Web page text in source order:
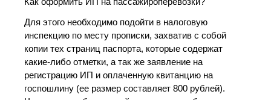
Для этого необходимо подойти в налоговую
инспекцию по месту прописки, захватив с собой
копии тех страниц паспорта, которые содержат
какие-либо отметки, а так же заявление на
регистрацию ИП и оплаченную квитанцию на
госпошлину (ее размер составляет 800 рублей).